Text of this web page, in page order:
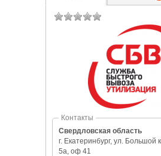
Контакты
Свердловская область
г. Екатеринбург, ул. Большой
5а, оф 41